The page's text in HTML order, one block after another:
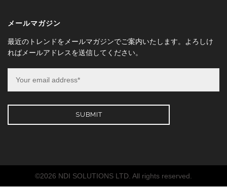
メールマガジン
最近のトレンドをメールマガジンでご案内いたします。よろしけ
ればメールアドレスを送信してください。
©2026 NDI SOLUTIONS LTD. All rights reserved.